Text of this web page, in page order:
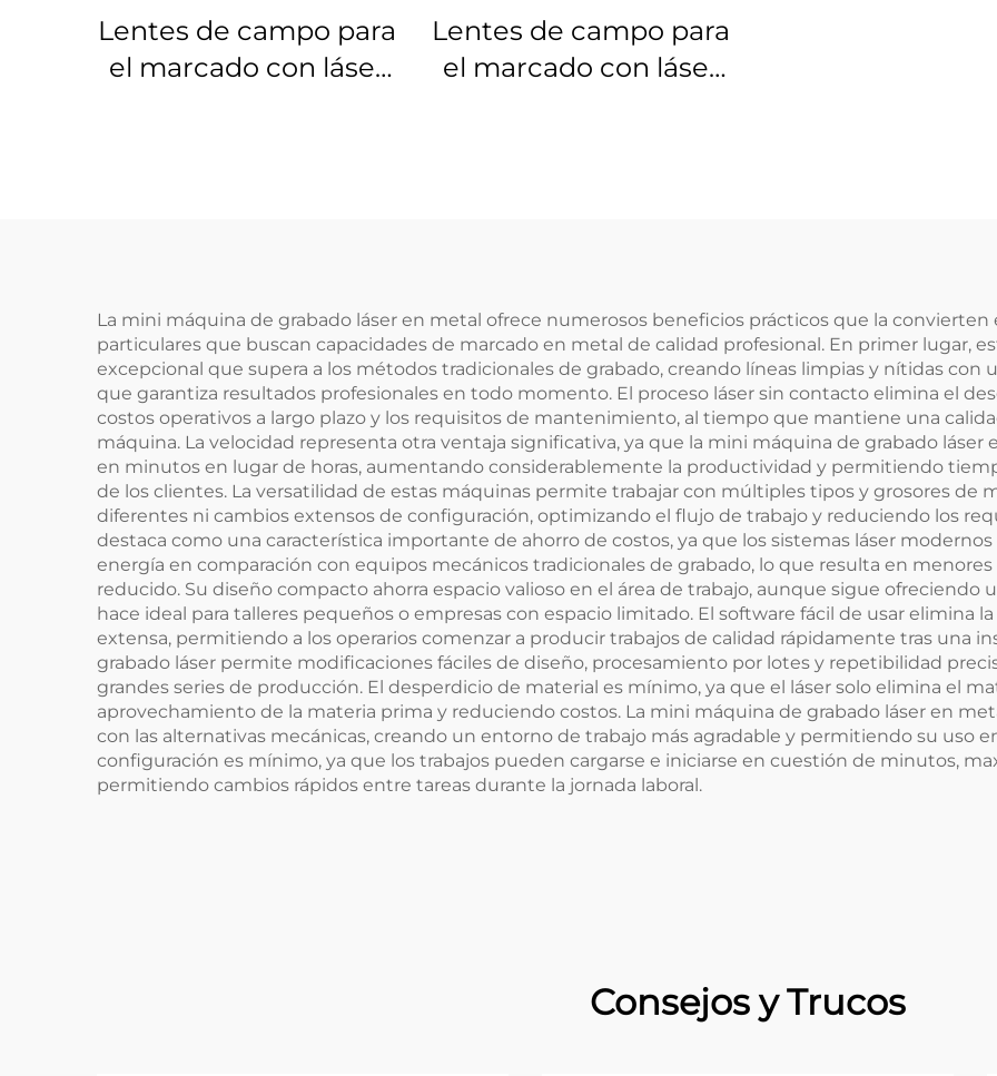
Lentes de campo para
el marcado con láser
Lentes de campo para
el marcado con láser
La mini máquina de grabado láser en metal ofrece numerosos beneficios prácticos que la
particulares que buscan capacidades de marcado en metal de calidad profesional. En primer lugar,
excepcional que supera a los métodos tradicionales de grabado, creando líneas limpias y nítidas
que garantiza resultados profesionales en todo momento. El proceso láser sin contacto elimina el
costos operativos a largo plazo y los requisitos de mantenimiento, al tiempo que mantiene una
máquina. La velocidad representa otra ventaja significativa, ya que la mini máquina de grabado
en minutos en lugar de horas, aumentando considerablemente la productividad y permitiendo
de los clientes. La versatilidad de estas máquinas permite trabajar con múltiples tipos y grosores de
diferentes ni cambios extensos de configuración, optimizando el flujo de trabajo y reduciendo los
destaca como una característica importante de ahorro de costos, ya que los sistemas láser
energía en comparación con equipos mecánicos tradicionales de grabado, lo que resulta en
reducido. Su diseño compacto ahorra espacio valioso en el área de trabajo, aunque sigue
hace ideal para talleres pequeños o empresas con espacio limitado. El software fácil de usar elimina
extensa, permitiendo a los operarios comenzar a producir trabajos de calidad rápidamente tras una
grabado láser permite modificaciones fáciles de diseño, procesamiento por lotes y repetibilidad
grandes series de producción. El desperdicio de material es mínimo, ya que el láser solo elimina el
aprovechamiento de la materia prima y reduciendo costos. La mini máquina de grabado láser en
con las alternativas mecánicas, creando un entorno de trabajo más agradable y permitiendo su uso
configuración es mínimo, ya que los trabajos pueden cargarse e iniciarse en cuestión de minutos,
permitiendo cambios rápidos entre tareas durante la jornada laboral.
Consejos y Trucos